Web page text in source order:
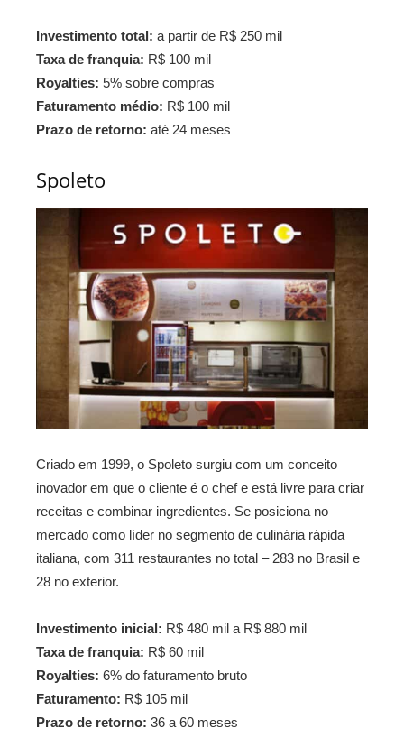
Investimento total: a partir de R$ 250 mil
Taxa de franquia: R$ 100 mil
Royalties: 5% sobre compras
Faturamento médio: R$ 100 mil
Prazo de retorno: até 24 meses
Spoleto
Criado em 1999, o Spoleto surgiu com um conceito
inovador em que o cliente é o chef e está livre para criar
receitas e combinar ingredientes. Se posiciona no
mercado como líder no segmento de culinária rápida
italiana, com 311 restaurantes no total – 283 no Brasil e
28 no exterior.
Investimento inicial: R$ 480 mil a R$ 880 mil
Taxa de franquia: R$ 60 mil
Royalties: 6% do faturamento bruto
Faturamento: R$ 105 mil
Prazo de retorno: 36 a 60 meses